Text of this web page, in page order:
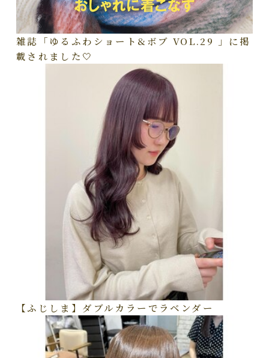
雑誌「ゆるふわショート&ボブ VOL.29 」に掲
載されました🤍
【ふじしま】ダブルカラーでラベンダー